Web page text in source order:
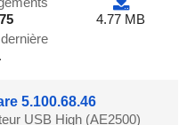
4.77 MB
5.100.68.46
USB High (AE2500)